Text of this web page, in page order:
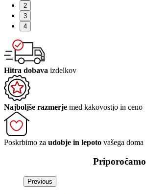
2
3
4
Hitra dobava izdelkov
Najboljše razmerje med kakovostjo in ceno
Poskrbimo za udobje in lepoto vašega doma
Priporočamo
Previous